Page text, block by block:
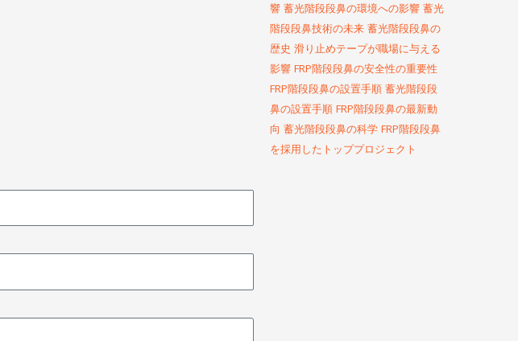
響 蓄光階段段鼻の環境への影響 蓄光
階段段鼻技術の未来 蓄光階段段鼻の
歴史 滑り止めテープが職場に与える
影響 FRP階段段鼻の安全性の重要性
FRP階段段鼻の設置手順 蓄光階段段
鼻の設置手順 FRP階段段鼻の最新動
向 蓄光階段段鼻の科学 FRP階段段鼻
を採用したトッププロジェクト